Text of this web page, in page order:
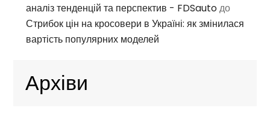
аналіз тенденцій та перспектив - FDSautoдо
Стрибок цін на кросовери в Україні: як змінилася
вартість популярних моделей
Архіви